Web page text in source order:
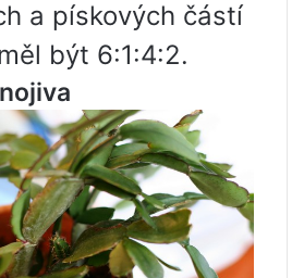
a pískových částí
být 6:1:4:2.